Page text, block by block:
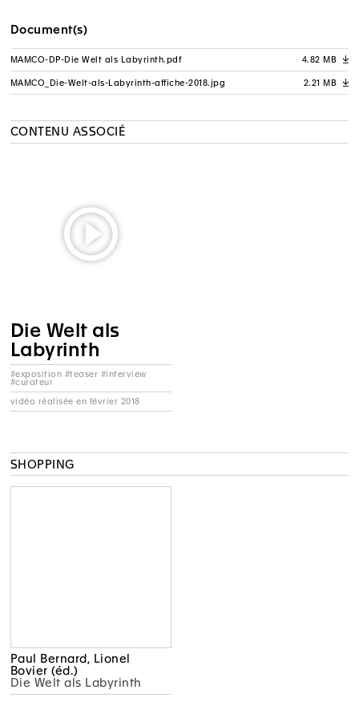
Document(s)
MAMCO-DP-Die Welt als Labyrinth.pdf A
4.82 MB
MAMCO_Die-Welt-als-Labyrinth-affiche-2018.jpg A
2.21 MB
CONTENU ASSOCIÉ
Die Welt als
Labyrinth
#exposition #teaser #interview
#curateur
vidéo réalisée en février 2018
SHOPPING
Paul Bernard, Lionel
Bovier (éd.)
Die Welt als Labyrinth